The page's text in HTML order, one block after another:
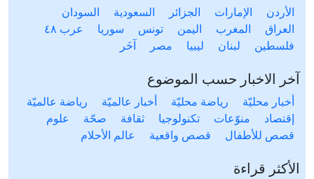
الأردن الإمارات الجزائر السعودية
السودان
العراق
المغرب اليمن تونس سوريا
عرب ٤٨
فلسطين
لبنان ليبيا مصر آخَر
آخر الاخبار حسب الموضوع
أخبار محليّة رياضة محليّة أخبار عالميّة
رياضة عالميّة
إقتصاد
منوّعات تكنولوجيا ثقافة صحّة
علوم
قصص للأطفال
قصص واقعية عالم الأحلام
الأكثر قراءة